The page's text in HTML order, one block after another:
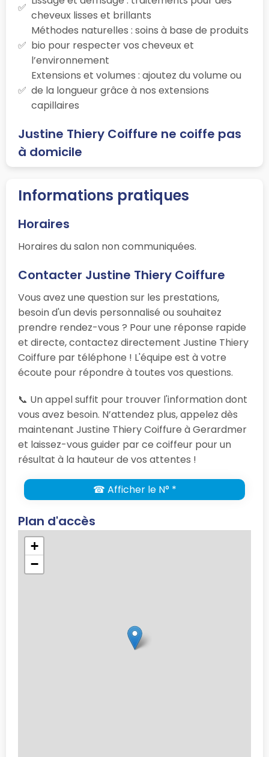
cheveux lisses et brillants
Méthodes naturelles : soins à base de produits
bio pour respecter vos cheveux et
l’environnement
Extensions et volumes : ajoutez du volume ou
de la longueur grâce à nos extensions
capillaires
Justine Thiery Coiffure ne coiffe pas
à domicile
Informations pratiques
Horaires
Horaires du salon non communiquées.
Contacter Justine Thiery Coiffure
Vous avez une question sur les prestations,
besoin d'un devis personnalisé ou souhaitez
prendre rendez-vous ? Pour une réponse rapide
et directe, contactez directement Justine Thiery
Coiffure par téléphone ! L'équipe est à votre
écoute pour répondre à toutes vos questions.
📞 Un appel suffit pour trouver l'information dont
vous avez besoin. N’attendez plus, appelez dès
maintenant Justine Thiery Coiffure à Gerardmer
et laissez-vous guider par ce coiffeur pour un
résultat à la hauteur de vos attentes !
☎ Afficher le N° *
Plan d'accès
+
−